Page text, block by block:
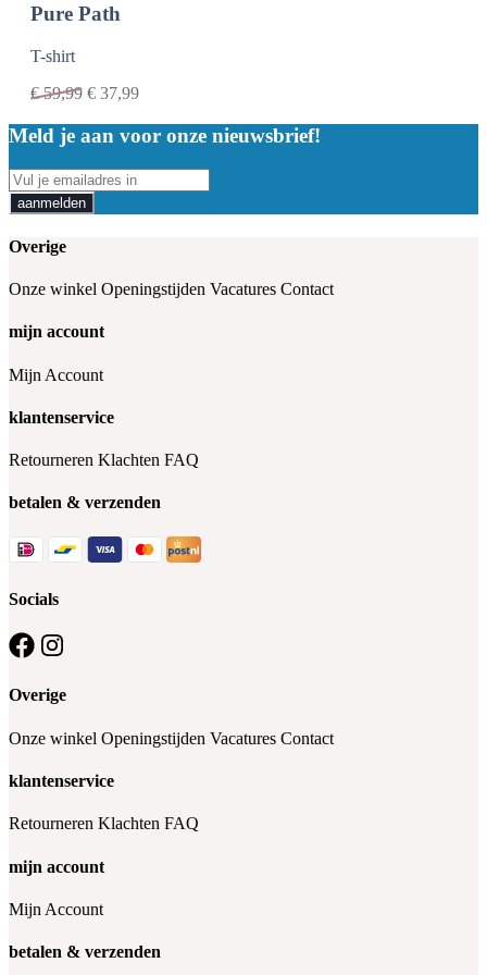
Pure Path
T-shirt
€59,99 € 37,99
Meld je aan voor onze nieuwsbrief!
aanmelden
Overige
Onze winkel Openingstijden Vacatures Contact
mijn account
Mijn Account
klantenservice
Retourneren Klachten FAQ
betalen & verzenden
Socials
Overige
Onze winkel Openingstijden Vacatures Contact
klantenservice
Retourneren Klachten FAQ
mijn account
Mijn Account
betalen & verzenden